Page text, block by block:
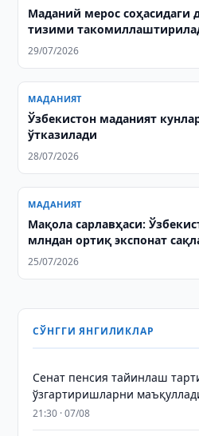
Маданий мерос соҳасидаги
тизими
29/07/2026
МАДАНИЯТ
Ўзбекистон маданият
ўтказилади
28/07/2026
МАДАНИЯТ
Мақола сарлавҳаси:
млндан ортиқ экспонат
25/07/2026
СЎНГГИ ЯНГИЛИКЛАР
Сенат пенсия тайинлаш
ўзгартиришларни
21:30 · 07/08